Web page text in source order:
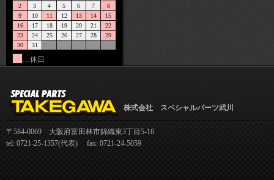
2
3 4 5 6 7
8
9
10 11 12 13 14
15
16
17 18 19 20 21
22
23
24 25 26 27 28
29
30
31
…休日
株式会社 スペシャルパーツ武川
〒584-0069 大阪府富田林市錦織東3丁目5-16
tel: 0721-25-1357(代表) fax: 0721-24-5059